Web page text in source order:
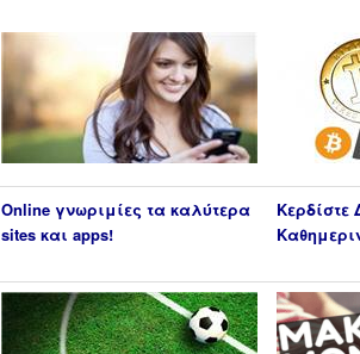
Online γνωριμίες τα καλύτερα
sites και apps!